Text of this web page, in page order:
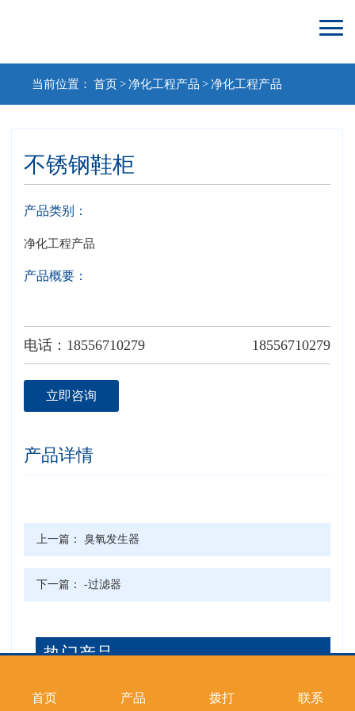
当前位置： 首页>净化工程产品 >净化工程产品
不锈钢鞋柜
产品类别：
净化工程产品
产品概要：
电话：18556710279 18556710279
立即咨询
产品详情
上一篇： 臭氧发生器
下一篇： -过滤器
热门产品
首页 产品 拨打 联系